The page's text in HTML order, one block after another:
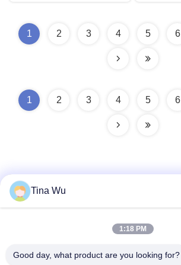
1 2 3 4 5 6
1 2 3 4 5 6
पता
Tina Wu
1:18 PM
Good day, what product are you looking for?